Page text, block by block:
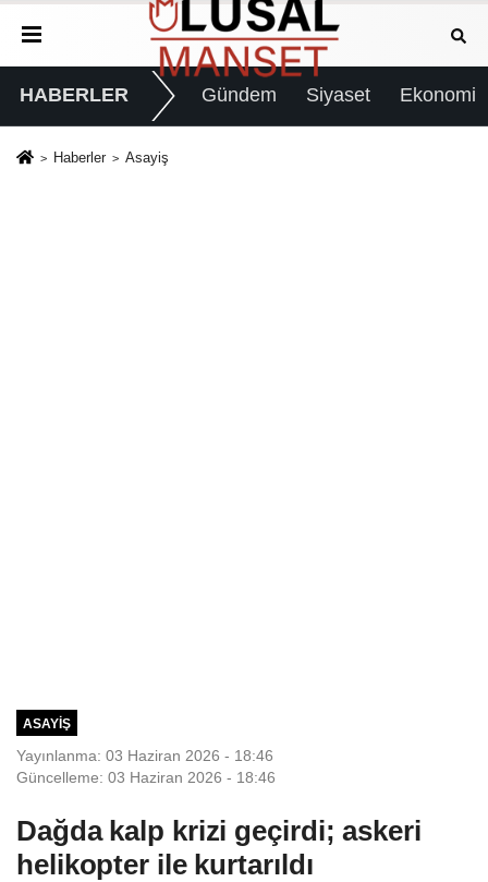
HABERLER Gündem Siyaset Ekonomi
Haberler Asayiş
ASAYIŞ
Yayınlanma: 03 Haziran 2026 - 18:46
Güncelleme: 03 Haziran 2026 - 18:46
Dağda kalp krizi geçirdi; askeri
helikopter ile kurtarıldı